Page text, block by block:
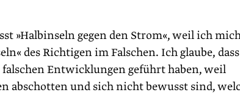
»Halbinseln gegen den Strom«, weil ich
des Richtigen im Falschen. Ich glaube, dass
falschen Entwicklungen geführt haben, weil
abschotten und sich nicht bewusst sind,